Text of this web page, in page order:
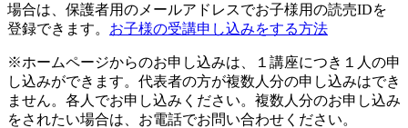
場合は、保護者用のメールアドレスでお子様用の読売IDを
登録できます。 お子様の受講申し込みをする方法
※ホームページからのお申し込みは、１講座につき１人の申
し込みができます。代表者の方が複数人分の申し込みはでき
ません。各人でお申し込みください。複数人分のお申し込み
をされたい場合は、お電話でお問い合わせください。